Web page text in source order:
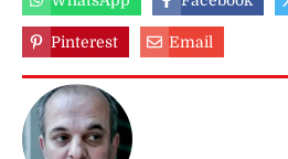
Pinterest Email